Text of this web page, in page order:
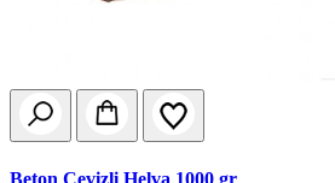
Beton Cevizli Helva 1000 gr